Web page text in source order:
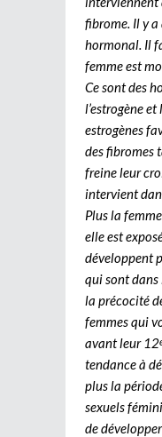
fibrome. Il y a
hormonal. Il
femme est
Ce sont des
l’estrogène
estrogènes
des fibromes
freine leur
intervient
Plus la
elle est
développent
qui sont
la précocité
femmes qui
avant leur 12
tendance à
plus la
sexuels
de